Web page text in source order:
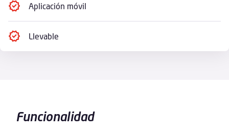
Aplicación móvil
Llevable
Funcionalidad